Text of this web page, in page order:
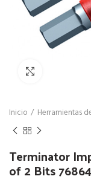
Inicio Herramientas
Terminator
of 2 Bits 76864